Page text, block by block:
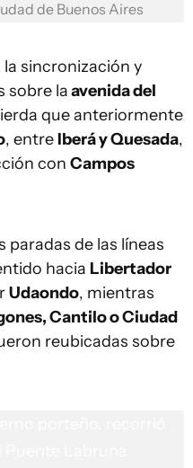
de Buenos Aires
sincronización y
sobre laavenida del
que anteriormente
, entre Iberá y Quesada,
con Campos
de las líneas
hacia Libertador
Udaondo, mientras
Cantilo o Ciudad
reubicadas sobre